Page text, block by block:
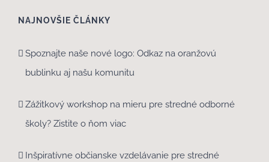
NAJNOVŠIE ČLÁNKY
Spoznajte naše nové logo: Odkaz na oranžovú
bublinku aj našu komunitu
Zážitkový workshop na mieru pre stredné odborné
školy? Zistite o ňom viac
Inšpiratívne občianske vzdelávanie pre stredné